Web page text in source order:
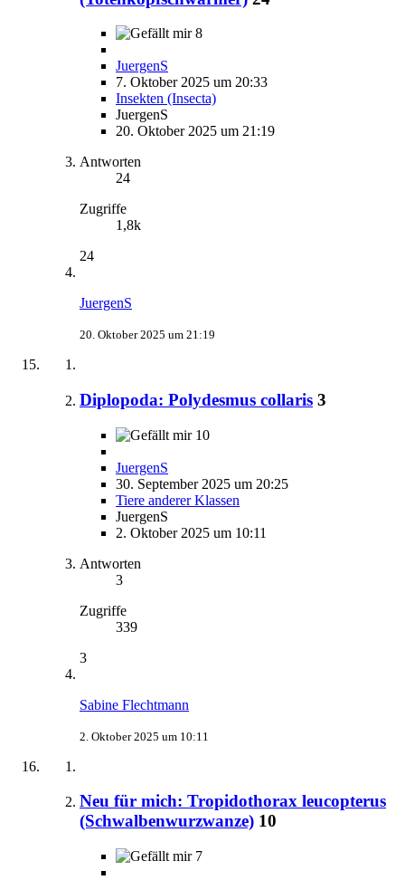
8
JuergenS
7. Oktober 2025 um 20:33
Insekten (Insecta)
JuergenS
20. Oktober 2025 um 21:19
Antworten
24
Zugriffe
1,8k
24
JuergenS
20. Oktober 2025 um 21:19
Diplopoda: Polydesmus collaris 3
10
JuergenS
30. September 2025 um 20:25
Tiere anderer Klassen
JuergenS
2. Oktober 2025 um 10:11
Antworten
3
Zugriffe
339
3
Sabine Flechtmann
2. Oktober 2025 um 10:11
Neu für mich: Tropidothorax leucopterus
(Schwalbenwurzwanze) 10
7